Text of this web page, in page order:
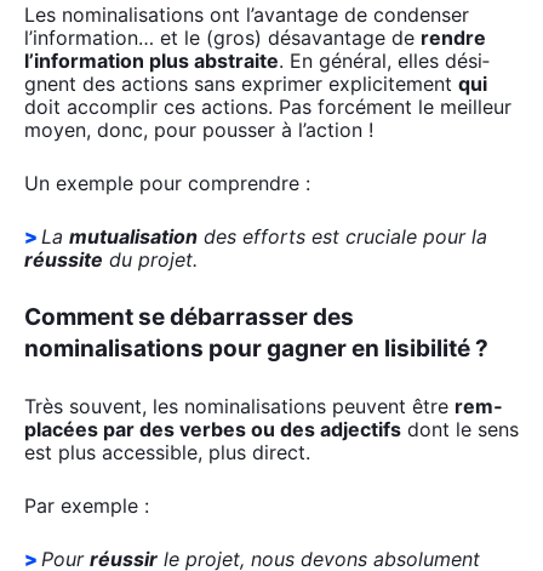
Les nomi­na­li­sa­tions ont l’avantage de conden­ser
l’information… et le (gros) désa­van­tage de rendre
l’information plus abs­traite. En géné­ral, elles dési­
gnent des actions sans expri­mer expli­ci­te­ment qui
doit accom­plir ces actions. Pas for­cé­ment le meilleur
moyen, donc, pour pous­ser à l’action !
Un exemple pour com­prendre :
La mutua­li­sa­tion des efforts est cru­ciale pour la
réus­site du pro­jet.
Comment se débarrasser des
nominalisations pour gagner en lisibilité ?
Très sou­vent, les nomi­na­li­sa­tions peuvent être rem­
pla­cées par des verbes ou des adjec­tifs dont le sens
est plus acces­sible, plus direct.
Par exemple :
Pour réus­sir le pro­jet, nous devons abso­lu­ment